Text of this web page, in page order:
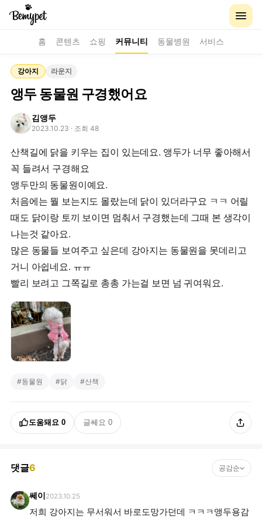
홈 콘텐츠 쇼핑 커뮤니티 동물병원 서비스
강아지 라운지
앵두 동물원 구경했어요
김앵두
2023.10.23 · 조회 48
산책길에 닭을 키우는 집이 있는데요. 앵두가 너무 좋아해서
꼭 들려서 구경해요
앵두만의 동물원이예요.
처음에는 뭘 보는지도 몰랐는데 닭이 있더라구요 ㅋㅋ 어릴
때도 닭이랑 토끼 보이면 멈춰서 구경했는데 그때 본 생각이
나는것 같아요.
많은 동물들 보여주고 싶은데 강아지는 동물원을 못데리고
거니 아쉽네요. ㅠㅠ
#동물원 #닭 #산책
도움돼요 0 글쎄요 0
댓글6 공감순
쎄이 2023.10.25
저희 강아지는 무서워서 바로도망가던데 ㅋㅋㅋ앵두용감